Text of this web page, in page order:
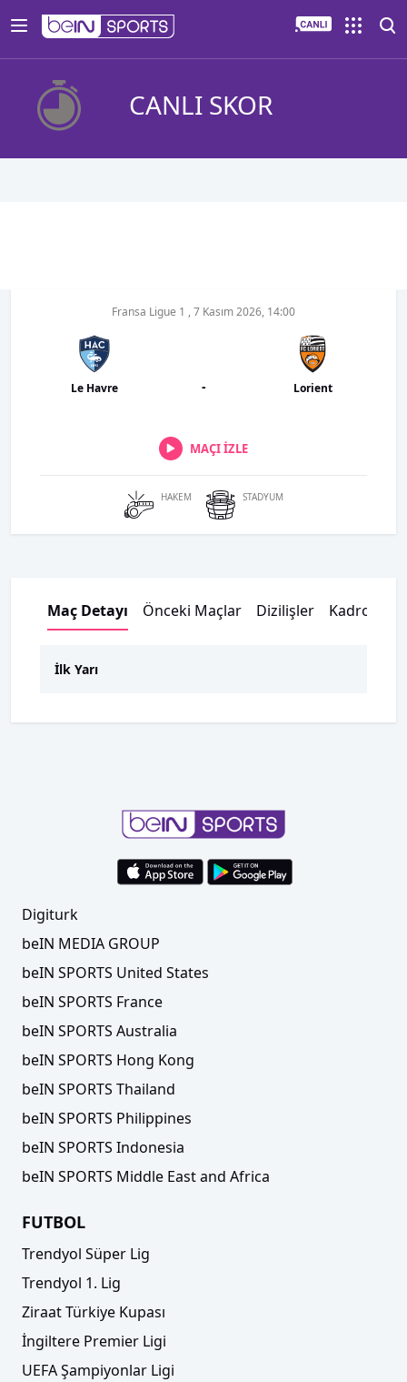
CANLI SKOR
Fransa Ligue 1 , 7 Kasım 2026, 14:00
Le Havre -
MAÇI İZLE
Lorient
HAKEM STADYUM
Maç Detayı Önceki Maçlar Dizilişler Kadrolar
İlk Yarı
Digiturk
beIN MEDIA GROUP
beIN SPORTS United States
beIN SPORTS France
beIN SPORTS Australia
beIN SPORTS Hong Kong
beIN SPORTS Thailand
beIN SPORTS Philippines
beIN SPORTS Indonesia
beIN SPORTS Middle East and Africa
FUTBOL
Trendyol Süper Lig
Trendyol 1. Lig
Ziraat Türkiye Kupası
İngiltere Premier Ligi
UEFA Şampiyonlar Ligi